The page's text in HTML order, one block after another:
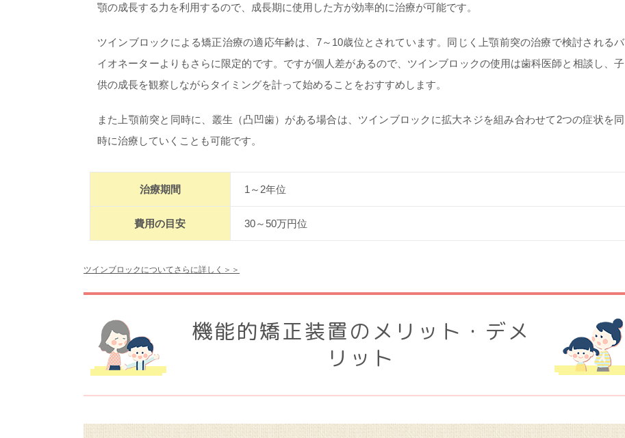
顎の成長する力を利用するので、成長期に使用した方が効率的に治療が可能です。
ツインブロックによる矯正治療の適応年齢は、7～10歳位とされています。同じく上顎前突の治療で検討されるバ
イオネーターよりもさらに限定的です。ですが個人差があるので、ツインブロックの使用は歯科医師と相談し、子
供の成長を観察しながらタイミングを計って始めることをおすすめします。
また上顎前突と同時に、叢生（凸凹歯）がある場合は、ツインブロックに拡大ネジを組み合わせて2つの症状を同
時に治療していくことも可能です。
治療期間 1～2年位
費用の目安 30～50万円位
ツインブロックについてさらに詳しく＞＞
機能的矯正装置のメリット・デメ
リット